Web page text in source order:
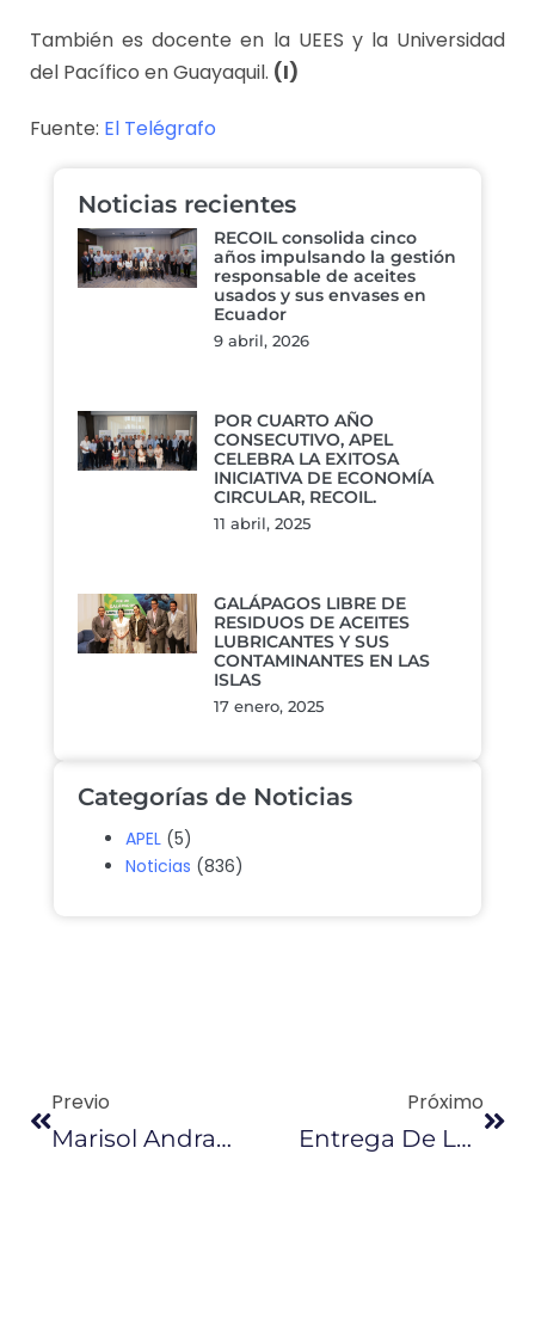
También es docente en la UEES y la Universidad
del Pacífico en Guayaquil. (I)
Fuente: El Telégrafo
Noticias recientes
RECOIL consolida cinco
años impulsando la gestión
responsable de aceites
usados y sus envases en
Ecuador
9 abril, 2026
POR CUARTO AÑO
CONSECUTIVO, APEL
CELEBRA LA EXITOSA
INICIATIVA DE ECONOMÍA
CIRCULAR, RECOIL.
11 abril, 2025
GALÁPAGOS LIBRE DE
RESIDUOS DE ACEITES
LUBRICANTES Y SUS
CONTAMINANTES EN LAS
ISLAS
17 enero, 2025
Categorías de Noticias
APEL (5)
Noticias (836)
Previo
Marisol Andrade Reemplaza A Leonardo Orlando En El SRI
Próximo
Entrega De Ley Económica Sigue Pendiente